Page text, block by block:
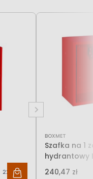
229,50 zł
BOXMET
Szafka na 1
hydrantowy
240,47 zł